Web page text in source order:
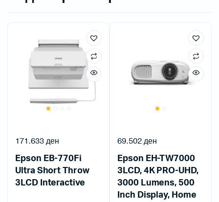
Epson EB-770Fi
Ultra Short Throw
3LCD Interactive
171.633ден
Epson EH-TW7000
3LCD, 4K PRO-UHD,
3000 Lumens, 500
Inch Display, Home
69.502ден